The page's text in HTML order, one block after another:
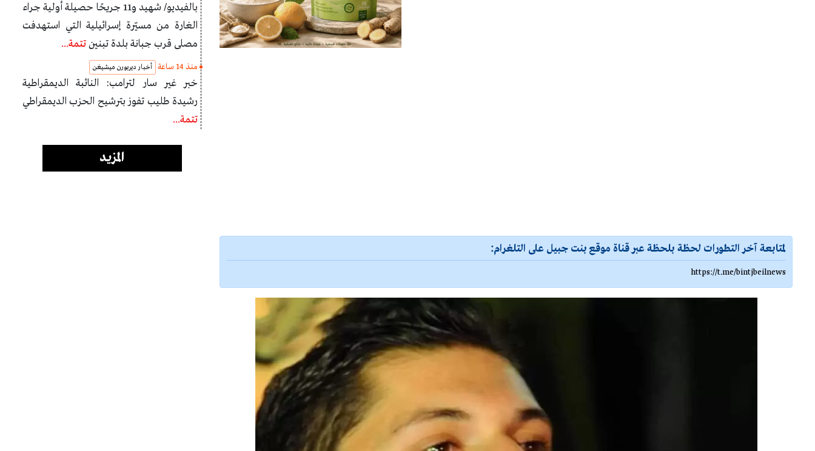
لمتابعة آخر التطورات لحظة بلحظة عبر قناة موقع بنت جبيل على التلغرام:
https://t.me/bintjbeilnews
بالفيديو/ شهيد و11 جريحًا حصيلة أولية جراء
الغارة من مسيّرة إسرائيلية التي استهدفت
مصلى قرب جبانة بلدة تبنينتتمة...
منذ 14 ساعة أخبار ديربورن ميشيغن
خبر غير سار لترامب: النائبة الديمقراطية
رشيدة طليب تفوز بترشيح الحزب الديمقراطي
تتمة...
المزيد